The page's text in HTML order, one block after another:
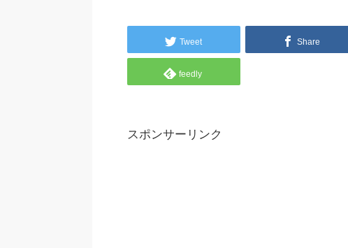
Tweet Share
feedly
スポンサーリンク